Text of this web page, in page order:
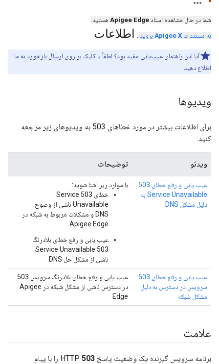
شما در حال مشاهده اسناد Apigee Edge هستید.
به مستندات Apigee X بروید . اطلاعات
آیا این راهنمای عیب‌یابی مفید بود؟ لطفاً با کلیک بر روی ارسال بازخورد به ما
اطلاع دهید.
ویدیوها
برای اطلاعات بیشتر در مورد خطاهای 503 به ویدیوهای زیر مراجعه
کنید:
ویدئو توضیحات
عیب یابی و رفع خطای 503
Service Unavailable به
دلیل مشکل DNS
با موارد زیر آشنا شوید:
خطای 503 Service
Unavailable ناشی از وضوح
DNS و مشکلات مربوط به شبکه در
Apigee Edge
عیب یابی و رفع خطای بلادرنگ
503 Service Unavailable
ناشی از مشکل حل DNS
عیب یابی و رفع خطای 503
سرویس در دسترس به دلیل
مشکل شبکه
عیب یابی و رفع خطای بلادرنگ سرویس 503
در دسترس ناشی از مشکل شبکه در Apigee
Edge
علامت
برنامه سرویس گیرنده یک وضعیت پاسخ HTTP 503 را با پیام